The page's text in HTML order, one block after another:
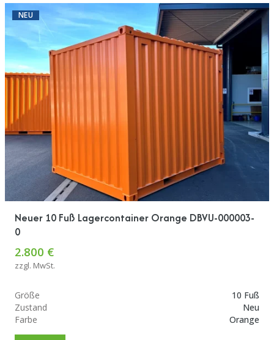
NEU
Neuer 10 Fuß Lagercontainer Orange DBVU-000003-
0
2.800 €
zzgl. MwSt.
Größe
10 Fuß
Zustand
Neu
Farbe
Orange